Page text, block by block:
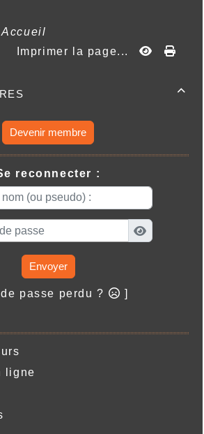
Accueil
Imprimer la page...

Devenir membre
reconnecter :
Envoyer
passe perdu ? ]
ligne